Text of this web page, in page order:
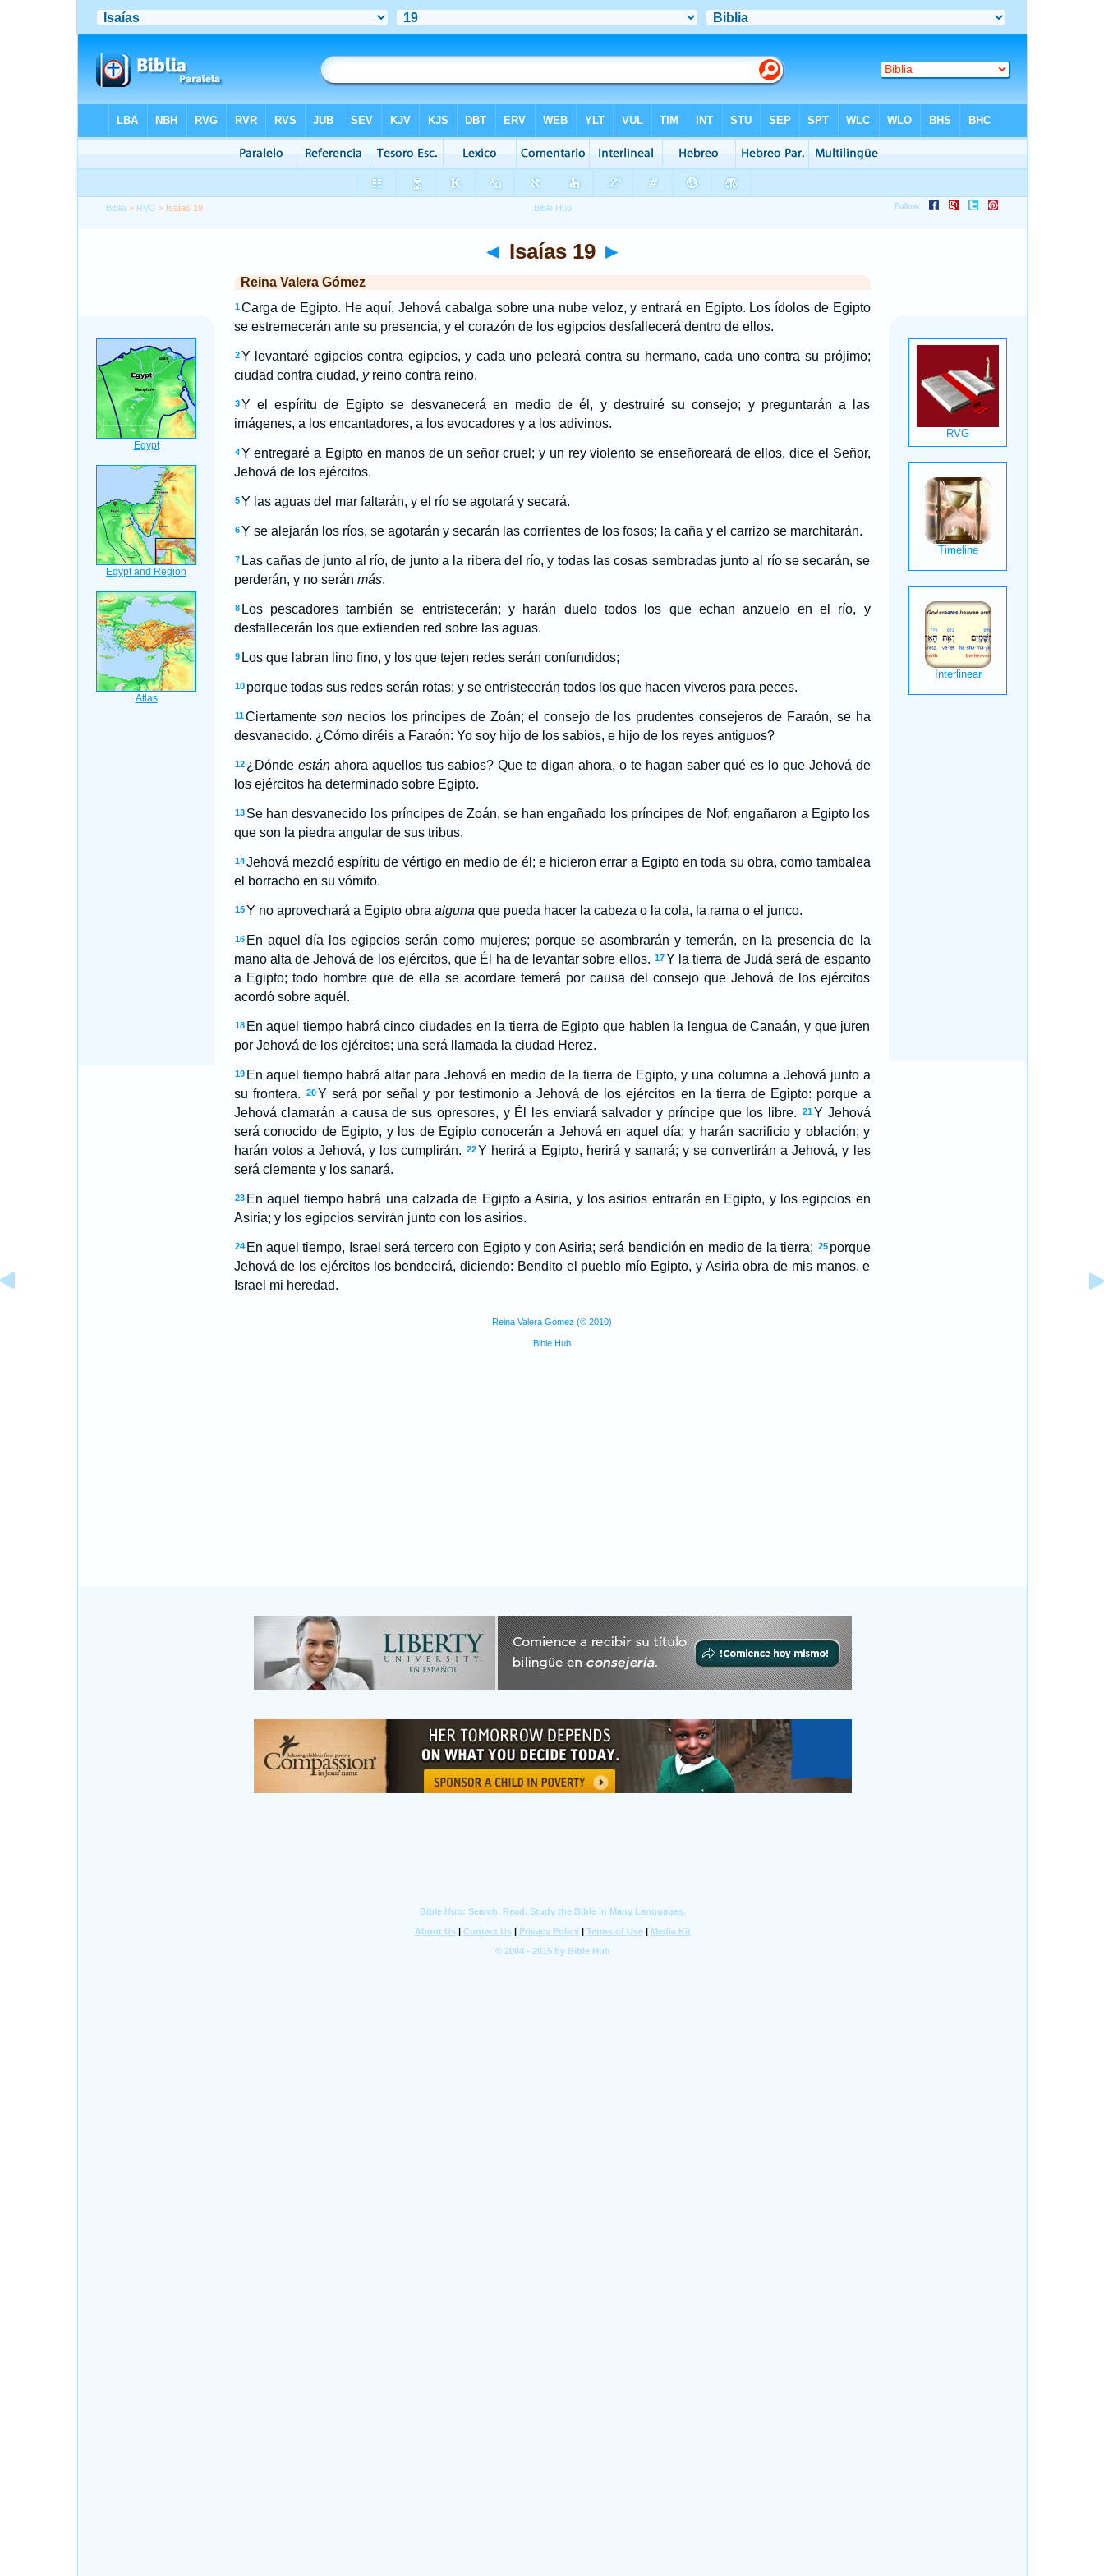
Biblia > RVG > Isaías 19
◄ Isaías 19 ►
Reina Valera Gómez
1 Carga de Egipto. He aquí, Jehová cabalga sobre una nube veloz, y entrará en Egipto. Los ídolos de Egipto
se estremecerán ante su presencia, y el corazón de los egipcios desfallecerá dentro de ellos.
2 Y levantaré egipcios contra egipcios, y cada uno peleará contra su hermano, cada uno contra su prójimo;
ciudad contra ciudad, yreino contra reino.
3 Y el espíritu de Egipto se desvanecerá en medio de él, y destruiré su consejo; y preguntarán a las
imágenes, a los encantadores, a los evocadores y a los adivinos.
4 Y entregaré a Egipto en manos de un señor cruel; y un rey violento se enseñoreará de ellos, dice el Señor,
Jehová de los ejércitos.
5 Y las aguas del mar faltarán, y el río se agotará y secará.
6 Y se alejarán los ríos, se agotarán y secarán las corrientes de los fosos; la caña y el carrizo se marchitarán.
7 Las cañas de junto al río, de junto a la ribera del río, y todas las cosas sembradas junto al río se secarán, se
perderán, y no serán más.
8 Los pescadores también se entristecerán; y harán duelo todos los que echan anzuelo en el río, y
desfallecerán los que extienden red sobre las aguas.
9 Los que labran lino fino, y los que tejen redes serán confundidos;
10 porque todas sus redes serán rotas: y se entristecerán todos los que hacen viveros para peces.
11 Ciertamenteson necios los príncipes de Zoán; el consejo de los prudentes consejeros de Faraón, se ha
desvanecido. ¿Cómo diréis a Faraón: Yo soy hijo de los sabios, e hijo de los reyes antiguos?
12 ¿Dónde estánahora aquellos tus sabios? Que te digan ahora, o te hagan saber qué es lo que Jehová de
los ejércitos ha determinado sobre Egipto.
13 Se han desvanecido los príncipes de Zoán, se han engañado los príncipes de Nof; engañaron a Egipto los
que son la piedra angular de sus tribus.
14 Jehová mezcló espíritu de vértigo en medio de él; e hicieron errar a Egipto en toda su obra, como tambalea
el borracho en su vómito.
15 Y no aprovechará a Egipto obra alguna que pueda hacer la cabeza o la cola, la rama o el junco.
16 En aquel día los egipcios serán como mujeres; porque se asombrarán y temerán, en la presencia de la
mano alta de Jehová de los ejércitos, que Él ha de levantar sobre ellos. 17Y la tierra de Judá será de espanto
a Egipto; todo hombre que de ella se acordare temerá por causa del consejo que Jehová de los ejércitos
acordó sobre aquél.
18 En aquel tiempo habrá cinco ciudades en la tierra de Egipto que hablen la lengua de Canaán, y que juren
por Jehová de los ejércitos; una será llamada la ciudad Herez.
19 En aquel tiempo habrá altar para Jehová en medio de la tierra de Egipto, y una columna a Jehová junto a
su frontera.
20Y será por señal y por testimonio a Jehová de los ejércitos en la tierra de Egipto: porque a
Jehová clamarán a causa de sus opresores, y Él les enviará salvador y príncipe que los libre.
21Y Jehová
será conocido de Egipto, y los de Egipto conocerán a Jehová en aquel día; y harán sacrificio y oblación; y
harán votos a Jehová, y los cumplirán.
22Y herirá a Egipto, herirá y sanará; y se convertirán a Jehová, y les
será clemente y los sanará.
23 En aquel tiempo habrá una calzada de Egipto a Asiria, y los asirios entrarán en Egipto, y los egipcios en
Asiria; y los egipcios servirán junto con los asirios.
24 En aquel tiempo, Israel será tercero con Egipto y con Asiria; será bendición en medio de la tierra; 25 porque
Jehová de los ejércitos los bendecirá, diciendo: Bendito el pueblo mío Egipto, y Asiria obra de mis manos, e
Israel mi heredad.
Reina Valera Gómez (© 2010)
Bible Hub